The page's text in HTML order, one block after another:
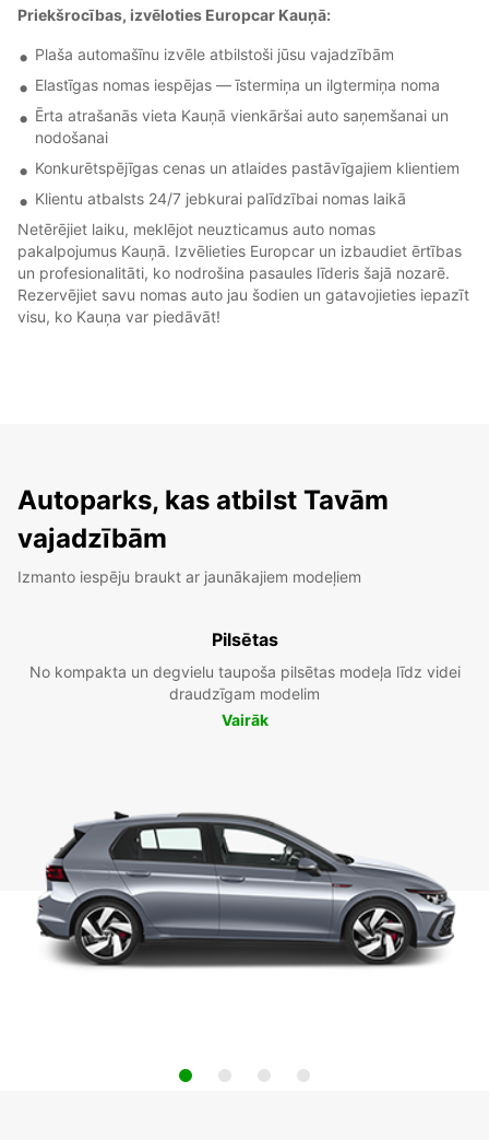
Priekšrocības, izvēloties Europcar Kauņā:
Plaša automašīnu izvēle atbilstoši jūsu vajadzībām
Elastīgas nomas iespējas — īstermiņa un ilgtermiņa noma
Ērta atrašanās vieta Kauņā vienkāršai auto saņemšanai un
nodošanai
Konkurētspējīgas cenas un atlaides pastāvīgajiem klientiem
Klientu atbalsts 24/7 jebkurai palīdzībai nomas laikā
Netērējiet laiku, meklējot neuzticamus auto nomas
pakalpojumus Kauņā. Izvēlieties Europcar un izbaudiet ērtības
un profesionalitāti, ko nodrošina pasaules līderis šajā nozarē.
Rezervējiet savu nomas auto jau šodien un gatavojieties iepazīt
visu, ko Kauņa var piedāvāt!
Autoparks, kas atbilst Tavām
vajadzībām
Izmanto iespēju braukt ar jaunākajiem modeļiem
Pilsētas
No kompakta un degvielu taupoša pilsētas modeļa līdz videi
draudzīgam modelim
Vairāk